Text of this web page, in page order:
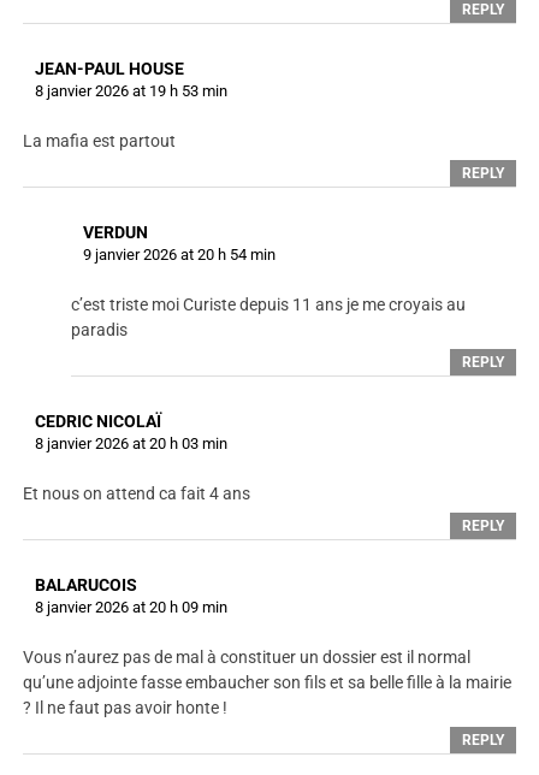
REPLY
JEAN-PAUL HOUSE
8 janvier 2026 at 19 h 53 min
La mafia est partout
REPLY
VERDUN
9 janvier 2026 at 20 h 54 min
c’est triste moi Curiste depuis 11 ans je me croyais au
paradis
REPLY
CEDRIC NICOLAÏ
8 janvier 2026 at 20 h 03 min
Et nous on attend ca fait 4 ans
REPLY
BALARUCOIS
8 janvier 2026 at 20 h 09 min
Vous n’aurez pas de mal à constituer un dossier est il normal
qu’une adjointe fasse embaucher son fils et sa belle fille à la mairie
? Il ne faut pas avoir honte !
REPLY